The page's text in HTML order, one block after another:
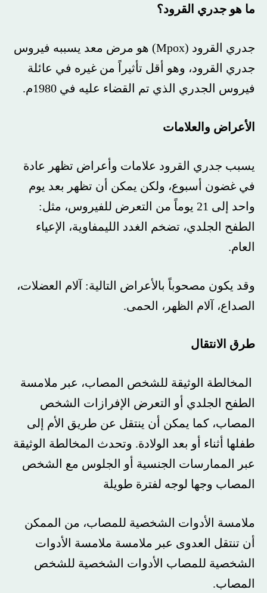
ما هو جدري القرود؟
جدري القرود (Mpox) هو مرض معد يسببه فيروس
جدري القرود، وهو أقل تأثيراً من غيره في عائلة
فيروس الجدري الذي تم القضاء عليه في 1980م.
الأعراض والعلامات
يسبب جدري القرود علامات وأعراض تظهر عادة
في غضون أسبوع، ولكن يمكن أن تظهر بعد يوم
واحد إلى 21 يوماً من التعرض للفيروس، مثل:
الطفح الجلدي، تضخم الغدد الليمفاوية، الإعياء
العام.
وقد يكون مصحوباً بالأعراض التالية: آلام العضلات،
الصداع، آلام الظهر، الحمى.
طرق الانتقال
المخالطة الوثيقة للشخص المصاب، عبر ملامسة
الطفح الجلدي أو التعرض الإفرازات الشخص
المصاب، كما يمكن أن ينتقل عن طريق الأم إلى
طفلها أثناء أو بعد الولادة. وتحدث المخالطة الوثيقة
عبر الممارسات الجنسية أو الجلوس مع الشخص
المصاب وجها لوجه لفترة طويلة
ملامسة الأدوات الشخصية للمصاب، من الممكن
أن تنتقل العدوى عبر ملامسة ملامسة الأدوات
الشخصية للمصاب الأدوات الشخصية للشخص
المصاب.